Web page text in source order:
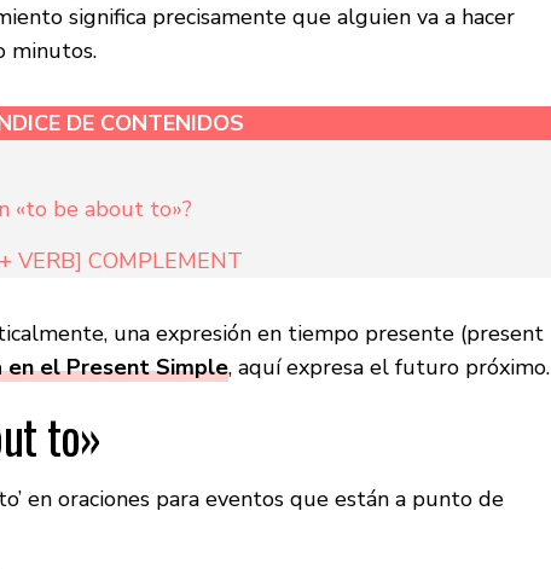
significa precisamente que alguien va a hacer
minutos.
DE CONTENIDOS
«to be about to»?
VERB] COMPLEMENT
una expresión en tiempo presente (present
en el Present Simple, aquí expresa el futuro próximo.
to»
en oraciones para eventos que están a punto de